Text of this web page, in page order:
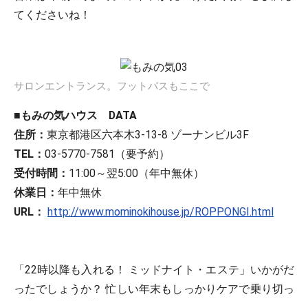
てくださいね！
サロンエントランス。フットバスもここで
■もみの気ハウス DATA
住所： 東京都港区六本木3-13-8 ゾーナンビル3F
TEL： 03-5770-7581（要予約）
受付時間： 11:00～翌5:00（年中無休）
休業日： 年中無休
URL：
http://www.mominokihouse.jp/ROPPONGI.html
「22時以降も入れる！ ミッドナイト・エステ」いかがだ
ったでしょうか？ 忙しい年末もしっかりケアで乗り切っ